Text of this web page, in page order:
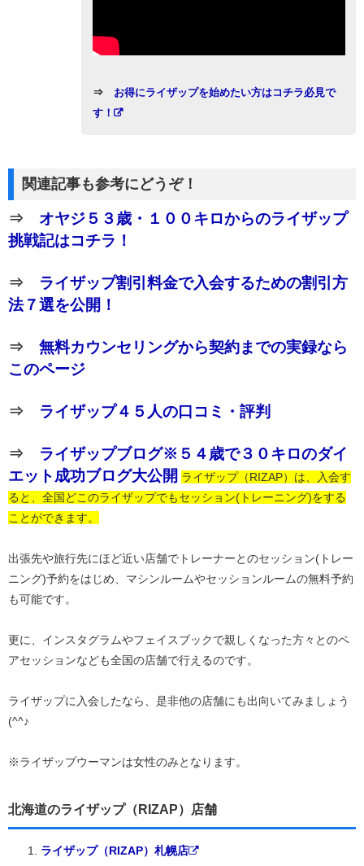
⇒
お得にライザップを始めたい方はコチラ必見で
す！
関連記事も参考にどうぞ！
⇒ オヤジ５３歳・１００キロからのライザップ
挑戦記はコチラ！
⇒ ライザップ割引料金で入会するための割引方
法７選を公開！
⇒ 無料カウンセリングから契約までの実録なら
このページ
⇒ ライザップ４５人の口コミ・評判
⇒ ライザップブログ※５４歳で３０キロのダイ
エット成功ブログ大公開 ライザップ（RIZAP）は、入会す
ると、全国どこのライザップでもセッション(トレーニング)をする
ことができます。
出張先や旅行先にほど近い店舗でトレーナーとのセッション(トレー
ニング)予約をはじめ、マシンルームやセッションルームの無料予約
も可能です。
更に、インスタグラムやフェイスブックで親しくなった方々とのペ
アセッションなども全国の店舗で行えるのです。
ライザップに入会したなら、是非他の店舗にも出向いてみましょう
(^^♪
※ライザップウーマンは女性のみとなります。
北海道のライザップ（RIZAP）店舗
ライザップ（RIZAP）札幌店